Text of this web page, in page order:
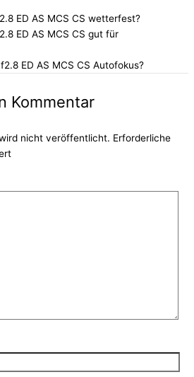
ED AS MCS CS wetterfest?
ED AS MCS CS gut für
ED AS MCS CS Autofokus?
Kommentar
nicht veröffentlicht. Erforderliche